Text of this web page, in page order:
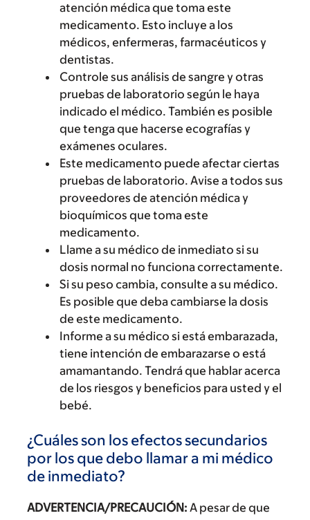
atención médica que toma este
medicamento. Esto incluye a los
médicos, enfermeras, farmacéuticos y
dentistas.
Controle sus análisis de sangre y otras
pruebas de laboratorio según le haya
indicado el médico. También es posible
que tenga que hacerse ecografías y
exámenes oculares.
Este medicamento puede afectar ciertas
pruebas de laboratorio. Avise a todos sus
proveedores de atención médica y
bioquímicos que toma este
medicamento.
Llame a su médico de inmediato si su
dosis normal no funciona correctamente.
Si su peso cambia, consulte a su médico.
Es posible que deba cambiarse la dosis
de este medicamento.
Informe a su médico si está embarazada,
tiene intención de embarazarse o está
amamantando. Tendrá que hablar acerca
de los riesgos y beneficios para usted y el
bebé.
¿Cuáles son los efectos secundarios
por los que debo llamar a mi médico
de inmediato?
ADVERTENCIA/PRECAUCIÓN: A pesar de que